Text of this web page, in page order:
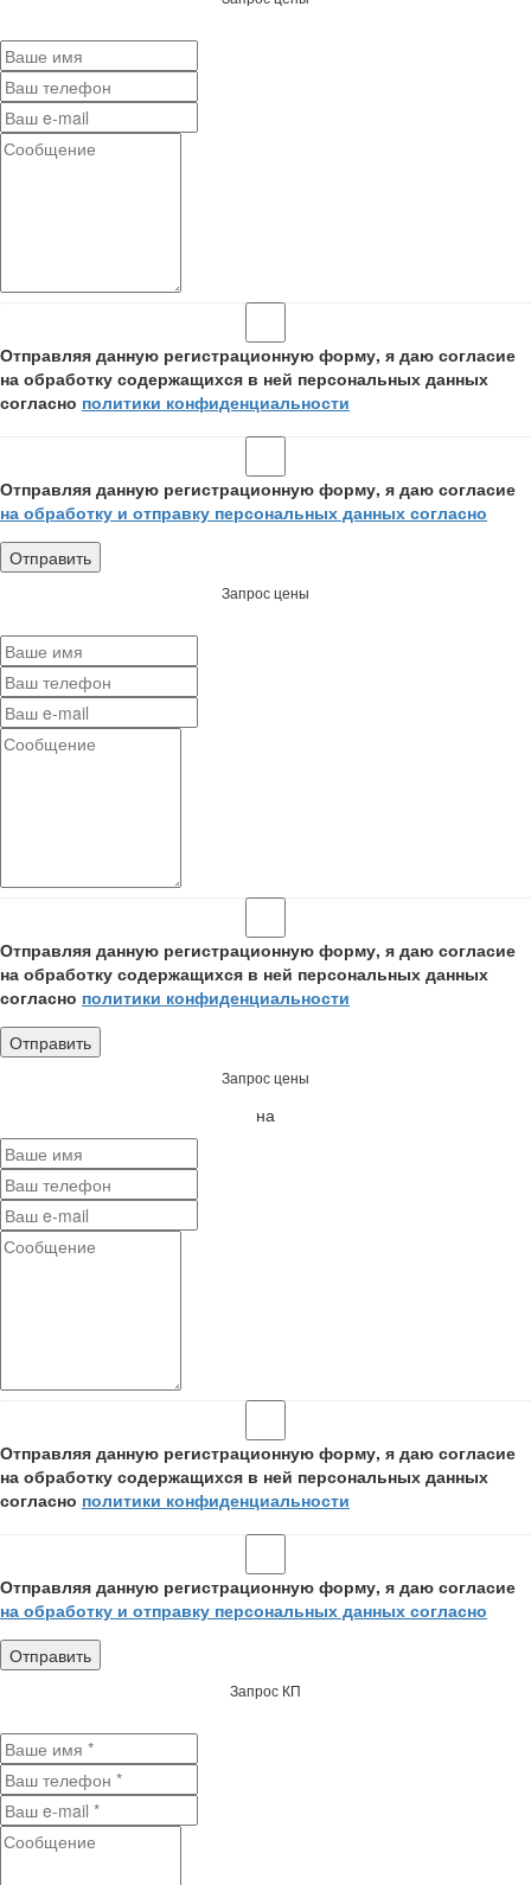
Отправляя данную регистрационную форму, я даю согласие
на обработку содержащихся в ней персональных данных
согласно политики конфиденциальности
Отправляя данную регистрационную форму, я даю согласие
на обработку и отправку персональных данных согласно
Запрос цены
Отправляя данную регистрационную форму, я даю согласие
на обработку содержащихся в ней персональных данных
согласно политики конфиденциальности
Запрос цены
на
Отправляя данную регистрационную форму, я даю согласие
на обработку содержащихся в ней персональных данных
согласно политики конфиденциальности
Отправляя данную регистрационную форму, я даю согласие
на обработку и отправку персональных данных согласно
Запрос КП